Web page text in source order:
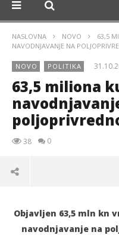
NASLOVNA NOVO
63,5
NAVODNJAVANJE NA
NOVO POLITIKA
63,5 miliona
38 0
Objavljen 63,5 mln kn
navodnjavanje na